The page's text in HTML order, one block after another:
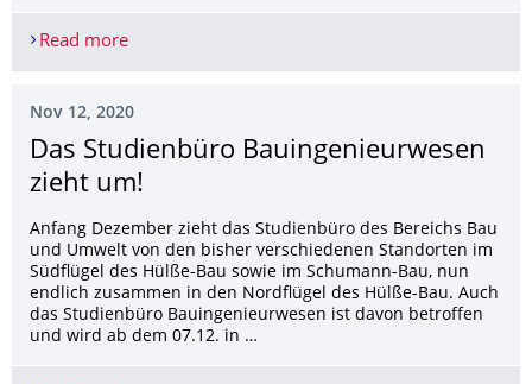
Read moreForschungsnetzwerk „AdvanceAEC“ ins Leben
Nov 12, 2020
Das Studienbüro Bauingenieurwesen
zieht um!
Anfang Dezember zieht das Studienbüro des Bereichs Bau
und Umwelt von den bisher verschiedenen Standorten im
Südflügel des Hülße-Bau sowie im Schumann-Bau, nun
endlich zusammen in den Nordflügel des Hülße-Bau. Auch
das Studienbüro Bauingenieurwesen ist davon betroffen
und wird ab dem 07.12. in …